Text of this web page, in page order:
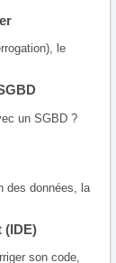
le
un SGBD ?
des données, la
(IDE)
son code,